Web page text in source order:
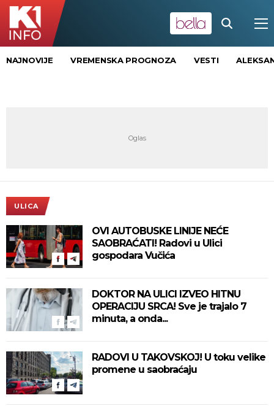
NAJNOVIJE VREMENSKA PROGNOZA VESTI
ULICA
OVI AUTOBUSKE LINIJE NEĆE
SAOBRAĆATI! Radovi u Ulici
gospodara Vučića
DOKTOR NA ULICI IZVEO HITNU
OPERACIJU SRCA! Sve je trajalo 7
minuta, a onda...
RADOVI U TAKOVSKOJ! U toku velike
promene u saobraćaju